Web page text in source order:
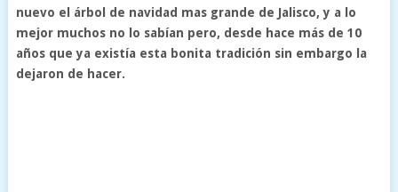
nuevo el árbol de navidad mas grande de Jalisco, y a lo
mejor muchos no lo sabían pero, desde hace más de 10
años que ya existía esta bonita tradición sin embargo la
dejaron de hacer.